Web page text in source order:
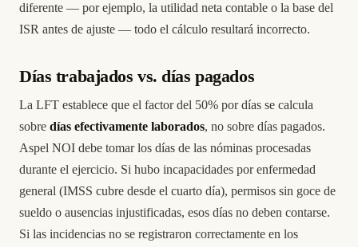
diferente — por ejemplo, la utilidad neta contable o la base del
ISR antes de ajuste — todo el cálculo resultará incorrecto.
Días trabajados vs. días pagados
La LFT establece que el factor del 50% por días se calcula
sobre días efectivamente laborados, no sobre días pagados.
Aspel NOI debe tomar los días de las nóminas procesadas
durante el ejercicio. Si hubo incapacidades por enfermedad
general (IMSS cubre desde el cuarto día), permisos sin goce de
sueldo o ausencias injustificadas, esos días no deben contarse.
Si las incidencias no se registraron correctamente en los